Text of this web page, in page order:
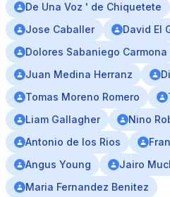
De Una Voz ' de Chiquetete
Jose Caballer
David El
Dolores Sabaniego Carmona
Juan Medina Herranz
Tomas Moreno Romero
Liam Gallagher
Nino
Antonio de los Rios
Angus Young
Jairo
Maria Fernandez Benitez